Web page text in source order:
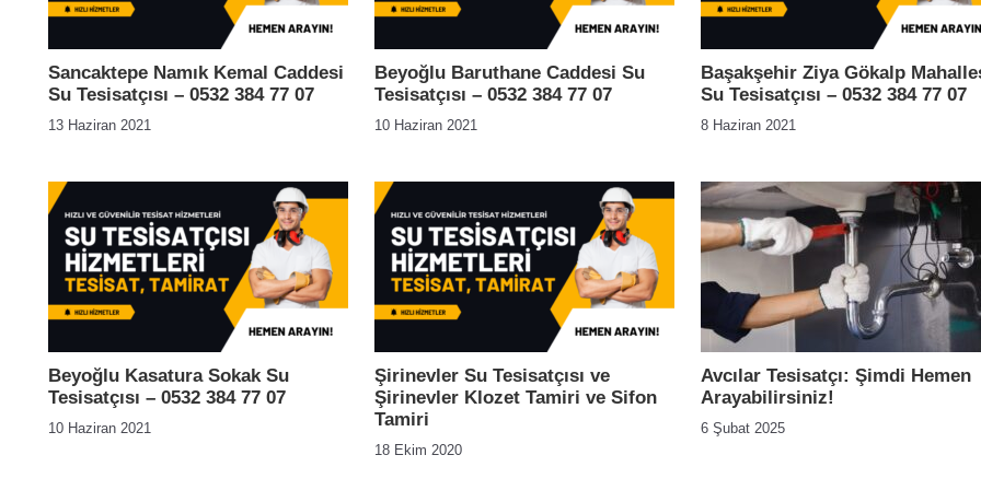
Sancaktepe Namık Kemal Caddesi
Su Tesisatçısı – 0532 384 77 07
13 Haziran 2021
Beyoğlu Baruthane Caddesi Su
Tesisatçısı – 0532 384 77 07
10 Haziran 2021
Başakşehir Ziya Gökalp
Su Tesisatçısı – 0532 384 77 07
8 Haziran 2021
Beyoğlu Kasatura Sokak Su
Tesisatçısı – 0532 384 77 07
10 Haziran 2021
Şirinevler Su Tesisatçısı ve
Şirinevler Klozet Tamiri ve Sifon
Tamiri
18 Ekim 2020
Avcılar Tesisatçı: Şimdi Hemen
Arayabilirsiniz!
6 Şubat 2025